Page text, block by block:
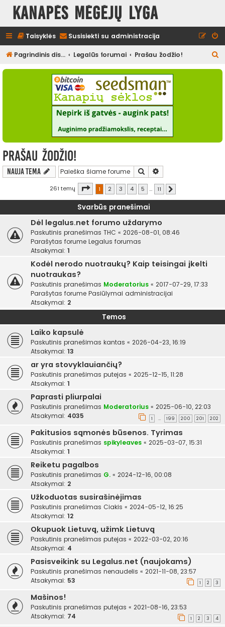
Kanapės mėgėjų lyga
Taisyklės Susisiekti su administracija
Pagrindinis diskusijų puslapis Legalūs forumai Prašau žodžio!
e
Prašau žodžio!
Nauja tema Ieškoti
261 temų Puslapis iš
1 2 3 4 5 … 11
Svarbūs pranešimai
Dėl legalus.net forumo uždarymo
Paskutinis pranešimas THC « 2026-08-01, 08:46
Parašytas forume Legalus forumas
Atsakymai: 1
Kodėl nerodo nuotraukų? Kaip teisingai įkelti
nuotraukas?
Paskutinis pranešimas Moderatorius « 2017-07-29, 17:33
Parašytas forume Pasiūlymai administracijai
Atsakymai: 2
Temos
Laiko kapsulė
Paskutinis pranešimas kantas « 2026-04-23, 16:19
Atsakymai: 13
ar yra stovyklauiančių?
Paskutinis pranešimas putejas « 2025-12-15, 11:28
Atsakymai: 1
Paprasti pliurpalai
Paskutinis pranešimas Moderatorius « 2025-06-10, 22:03
Atsakymai: 4035 1 … 199 200 201 202
Pakitusios sąmonės būsenos. Tyrimas
Paskutinis pranešimas spikyleaves « 2025-03-07, 15:31
Atsakymai: 1
Reiketu pagalbos
Paskutinis pranešimas G. « 2024-12-16, 00:08
Atsakymai: 2
Užkoduotas susirašinėjimas
Paskutinis pranešimas Ciakis « 2024-05-12, 16:25
Atsakymai: 12
Okupuok Lietuvą, užimk Lietuvą
Paskutinis pranešimas putejas « 2022-03-02, 20:16
Atsakymai: 4
Pasisveikink su Legalus.net (naujokams)
Paskutinis pranešimas nenaudelis « 2021-11-08, 23:57
Atsakymai: 53 1 2 3
Mašinos!
Paskutinis pranešimas putejas « 2021-08-16, 23:53
Atsakymai: 74 1 2 3 4